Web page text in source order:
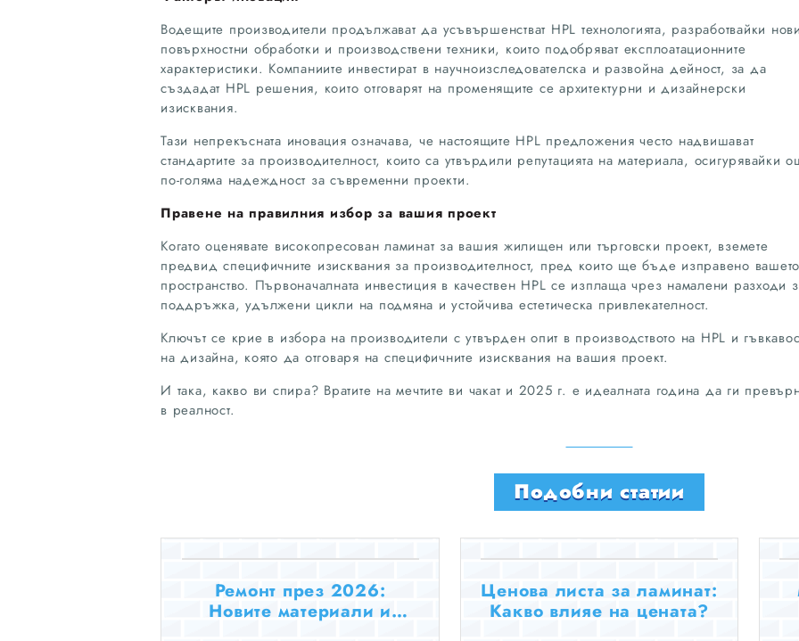
Водещите производители продължават да усъвършенстват HPL технологията, разработвайки нови
повърхностни обработки и производствени техники, които подобряват експлоатационните
характеристики. Компаниите инвестират в научноизследователска и развойна дейност, за да
създадат HPL решения, които отговарят на променящите се архитектурни и дизайнерски
изисквания.
Тази непрекъсната иновация означава, че настоящите HPL предложения често надвишават
стандартите за производителност, които са утвърдили репутацията на материала, осигурявайки
по-голяма надеждност за съвременни проекти.
Правене на правилния избор за вашия проект
Когато оценявате високопресован ламинат за вашия жилищен или търговски проект, вземете
предвид специфичните изисквания за производителност, пред които ще бъде изправено вашето
пространство. Първоначалната инвестиция в качествен HPL се изплаща чрез намалени разходи
поддръжка, удължени цикли на подмяна и устойчива естетическа привлекателност.
Ключът се крие в избора на производители с утвърден опит в производството на HPL и
на дизайна, която да отговаря на специфичните изисквания на вашия проект.
И така, какво ви спира? Вратите на мечтите ви чакат и 2025 г. е идеалната година да ги
в реалност.
Подобни статии
Ремонт през 2026:
Новите материали и
Ценова листа за ламинат:
Какво влияе на цената?